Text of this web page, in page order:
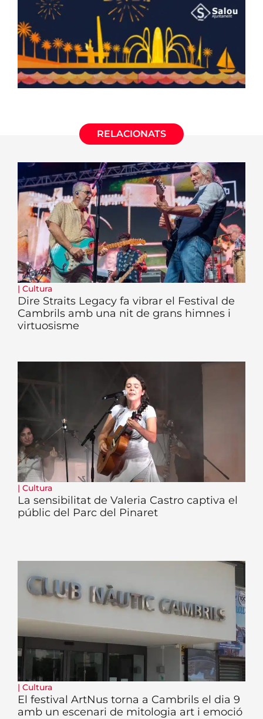
RELACIONATS
| Cultura
Dire Straits Legacy fa vibrar el Festival de
Cambrils amb una nit de grans himnes i
virtuosisme
| Cultura
La sensibilitat de Valeria Castro captiva el
públic del Parc del Pinaret
| Cultura
El festival ArtNus torna a Cambrils el dia 9
amb un escenari de mitologia art i emoció